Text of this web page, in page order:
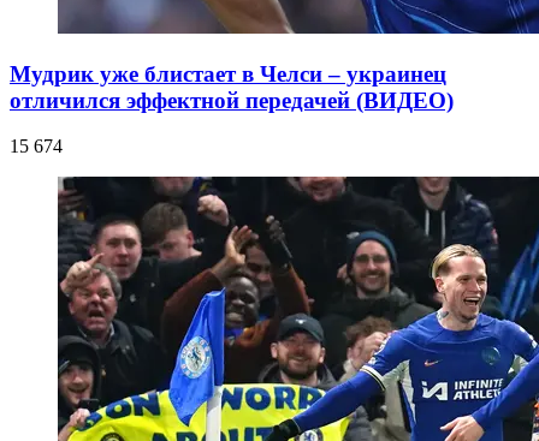
Мудрик уже блистает в Челси – украинец
отличился эффектной передачей (ВИДЕО)
15 674